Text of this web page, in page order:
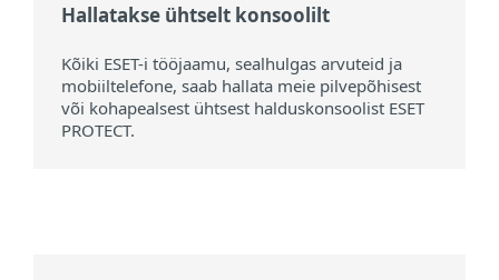
Hallatakse ühtselt konsoolilt
Kõiki ESET-i tööjaamu, sealhulgas arvuteid ja
mobiiltelefone, saab hallata meie pilvepõhisest
või kohapealsest ühtsest halduskonsoolist ESET
PROTECT.